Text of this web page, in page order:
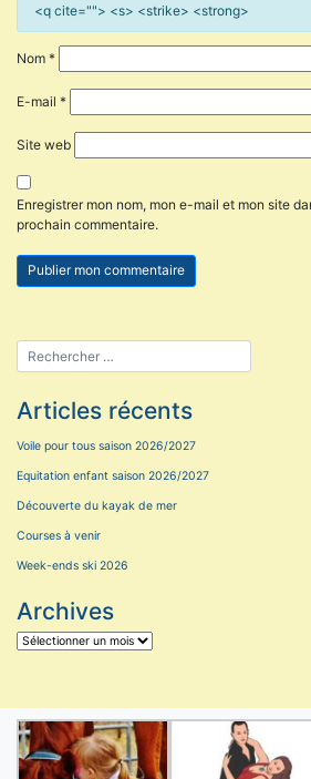
<q cite=""> <s> <strike> <strong>
Nom *
E-mail *
Site web
Enregistrer mon nom, mon e-mail et mon site
prochain commentaire.
Articles récents
Voile pour tous saison 2026/2027
Equitation enfant saison 2026/2027
Découverte du kayak de mer
Courses à venir
Week-ends ski 2026
Archives
Archives